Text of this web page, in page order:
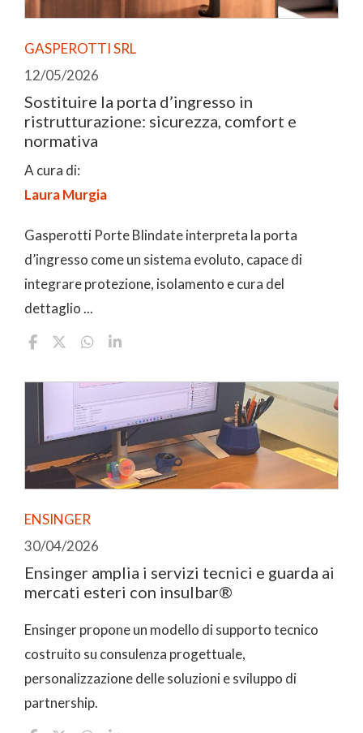
GASPEROTTI SRL
12/05/2026
Sostituire la porta d’ingresso in
ristrutturazione: sicurezza, comfort e
normativa
A cura di:
Laura Murgia
Gasperotti Porte Blindate interpreta la porta
d’ingresso come un sistema evoluto, capace di
integrare protezione, isolamento e cura del
dettaglio ...
ENSINGER
30/04/2026
Ensinger amplia i servizi tecnici e guarda ai
mercati esteri con insulbar®
Ensinger propone un modello di supporto tecnico
costruito su consulenza progettuale,
personalizzazione delle soluzioni e sviluppo di
partnership.